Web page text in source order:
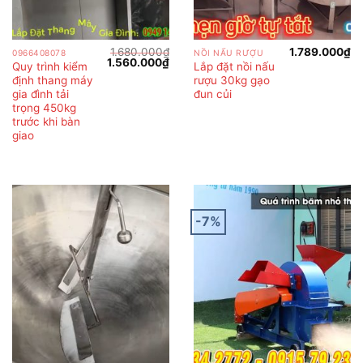
0966408078
Quy trình kiểm
định thang máy
gia đình tải
trọng 450kg
trước khi bàn
giao
1.680.000₫
Giá
1.560.000₫Giá
NỒI NẤU RƯỢU
Lắp đặt nồi nấu
rượu 30kg gạo
đun củi
1.789.000₫
-7%